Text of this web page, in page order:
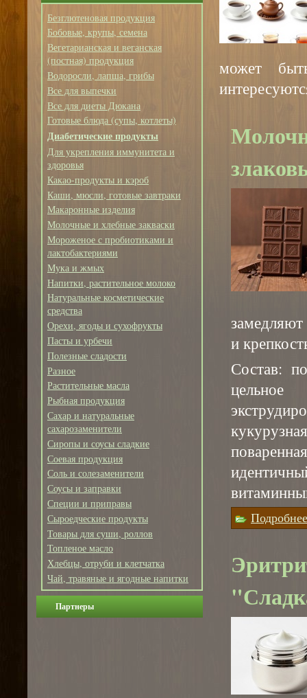
Безглютеновая продукция
Бобовые, крупы, семена
Вегетарианская и веганская
(постная) продукция
Водоросли, лапша, грибы
Все для выпечки
Все для диеты Дюкана
Готовые блюда (супы, котлеты)
Диабетические продукты
Для укрепления иммунитета и
здоровья
Какао-продукты и кэроб
Каши, мюсли, готовые завтраки
Макаронные изделия
Молочные и хлебные закваски
Мороженое с пробиотиками и
лактобактериями
Мука и жмых
Напитки, растительное молоко
Натуральные косметические
средства
Орехи, ягоды и сухофрукты
Пасты и урбечи
Полезные сладости
Разное
Растительные масла
Рыбная продукция
Сахар и натуральные
сахарозаменители
Сиропы и соусы сладкие
Соевая продукция
Соль и солезаменители
Соусы и заправки
Специи и приправы
Сыроедческие продукты
Товары для суши, роллов
Топленое масло
Хлебцы, отруби и клетчатка
Чай, травяные и ягодные напитки
Партнеры
может
замедляют
и
Состав:
Подробнее